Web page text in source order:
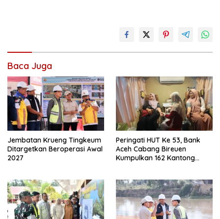
Baca Juga
Jembatan Krueng Tingkeum
Ditargetkan Beroperasi Awal
2027
Peringati HUT Ke 53, Bank
Aceh Cabang Bireuen
Kumpulkan 162 Kantong